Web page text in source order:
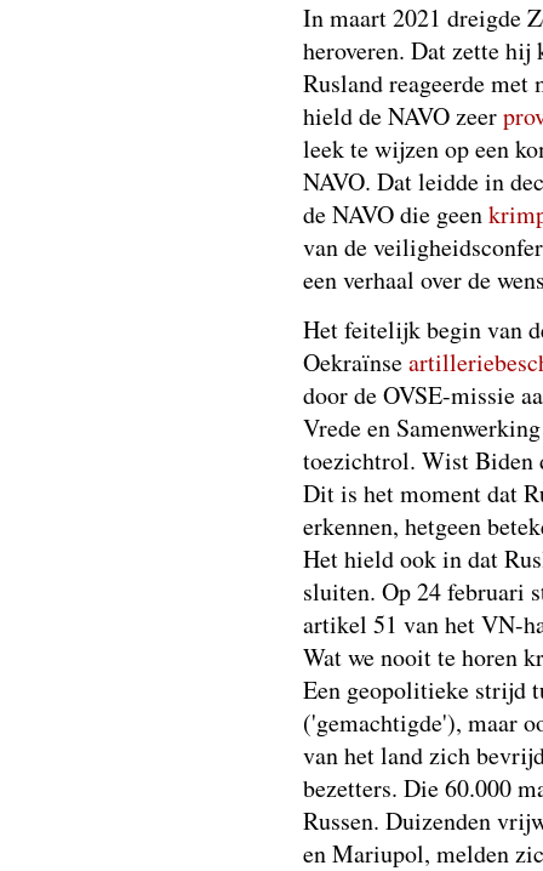
In maart 2021 dreigde
heroveren. Dat zette
Rusland reageerde met
hield de NAVO zeer
leek te wijzen op een
NAVO. Dat leidde in
de NAVO die geen
van de
een verhaal over de
Het feitelijk begin van
Oekraïnse
door de OVSE-missie
Vrede en
toezichtrol. Wist Biden
Dit is het moment dat
erkennen, hetgeen
Het hield ook in dat
sluiten. Op 24 februari
artikel 51 van het VN-
Wat we nooit te horen
Een geopolitieke strijd
('gemachtigde'), maar
van het land zich
bezetters. Die 60.000
Russen. Duizenden
en Mariupol, melden